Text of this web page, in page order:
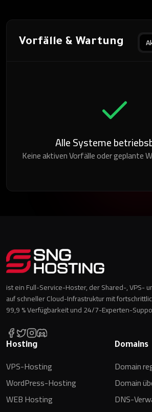
Vorfälle & Wartung
Alle Systeme
Keine aktiven Vorfälle oder geplante
ist ein Full-Service-Hoster, der Shared-, VPS-
auf schneller Cloud-Infrastruktur mit
99,9 % Verfügbarkeit und 24/7-Experten-
Hosting
VPS-Hosting
WordPress-Hosting
WEB Hosting
Domains
Domain
Domain
DNS-